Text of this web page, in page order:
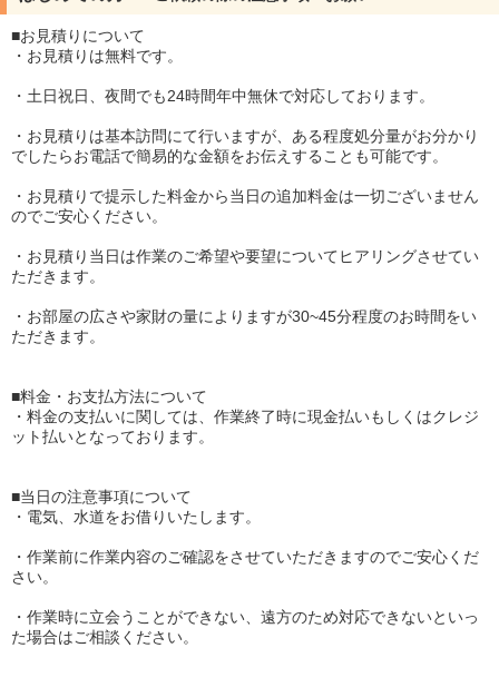
■お見積りについて
・お見積りは無料です。
・土日祝日、夜間でも24時間年中無休で対応しております。
・お見積りは基本訪問にて行いますが、ある程度処分量がお分かり
でしたらお電話で簡易的な金額をお伝えすることも可能です。
・お見積りで提示した料金から当日の追加料金は一切ございません
のでご安心ください。
・お見積り当日は作業のご希望や要望についてヒアリングさせてい
ただきます。
・お部屋の広さや家財の量によりますが30~45分程度のお時間をい
ただきます。
■料金・お支払方法について
・料金の支払いに関しては、作業終了時に現金払いもしくはクレジ
ット払いとなっております。
■当日の注意事項について
・電気、水道をお借りいたします。
・作業前に作業内容のご確認をさせていただきますのでご安心くだ
さい。
・作業時に立会うことができない、遠方のため対応できないといっ
た場合はご相談ください。